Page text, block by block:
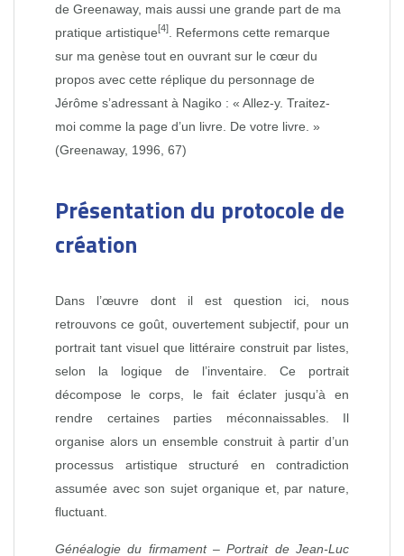
de Greenaway, mais aussi une grande part de ma
pratique artistique[4]
. Refermons cette remarque
sur ma genèse tout en ouvrant sur le cœur du
propos avec cette réplique du personnage de
Jérôme s’adressant à Nagiko : « Allez-y. Traitez-
moi comme la page d’un livre. De votre livre. »
(Greenaway, 1996, 67)
Présentation du protocole de
création
Dans l’œuvre dont il est question ici, nous
retrouvons ce goût, ouvertement subjectif, pour un
portrait tant visuel que littéraire construit par listes,
selon la logique de l’inventaire. Ce portrait
décompose le corps, le fait éclater jusqu’à en
rendre certaines parties méconnaissables. Il
organise alors un ensemble construit à partir d’un
processus artistique structuré en contradiction
assumée avec son sujet organique et, par nature,
fluctuant.
Généalogie du firmament – Portrait de Jean-Luc